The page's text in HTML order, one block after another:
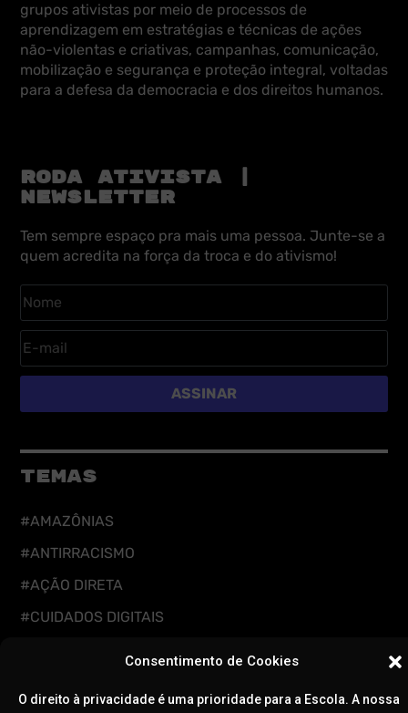
Consentimento de Cookies
O direito à privacidade é uma prioridade para a Escola. A nossa
grupos ativistas por meio de processos de
aprendizagem em estratégias e técnicas de ações
não-violentas e criativas, campanhas, comunicação,
mobilização e segurança e proteção integral, voltadas
para a defesa da democracia e dos direitos humanos.
RODA ATIVISTA |
NEWSLETTER
Tem sempre espaço pra mais uma pessoa. Junte-se a
quem acredita na força da troca e do ativismo!
ASSINAR
TEMAS
#AMAZÔNIAS
#ANTIRRACISMO
#AÇÃO DIRETA
#CUIDADOS DIGITAIS